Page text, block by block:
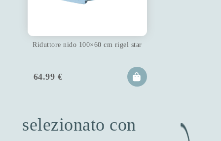
Riduttore nido 100×60 cm rigel star
64.99 €
selezionato con